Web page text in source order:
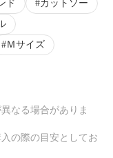
ド
カットソー
Ｍサイズ
なる場合がありま
の際の目安としてお